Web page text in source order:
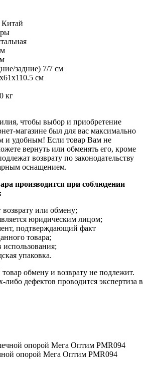
Китай
задние) 7/7 см
см
кг
чтобы выбор и приобретение
магазине был для вас максимально
и удобным! Если товар Вам не
вернуть или обменять его, кроме
возврату по законодательству
оснащением.
производится при соблюдении
или обмену;
юридическим лицом;
подтверждающий факт
товара;
использования;
упаковка.
обмену и возврату не подлежит.
дефектов проводится экспертиза в
опорой Мега Оптим PMR094